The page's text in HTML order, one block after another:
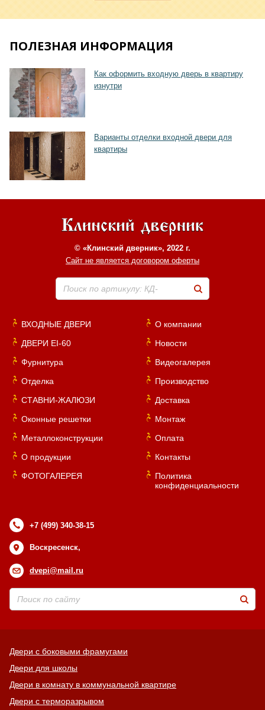
ПОЛЕЗНАЯ ИНФОРМАЦИЯ
Как оформить входную дверь в квартиру
изнутри
Варианты отделки входной двери для
квартиры
© «Клинский дверник», 2022 г.
Сайт не является договором оферты
Поиск по артикулу: КД-
ВХОДНЫЕ ДВЕРИ
ДВЕРИ EI-60
Фурнитура
Отделка
СТАВНИ-ЖАЛЮЗИ
Оконные решетки
Металлоконструкции
О продукции
ФОТОГАЛЕРЕЯ
О компании
Новости
Видеогалерея
Производство
Доставка
Монтаж
Оплата
Контакты
Политика
конфиденциальности
+7 (499) 340-38-15
Воскресенск,
dvepi@mail.ru
Двери с боковыми фрамугами
Двери для школы
Двери в комнату в коммунальной квартире
Двери с терморазрывом